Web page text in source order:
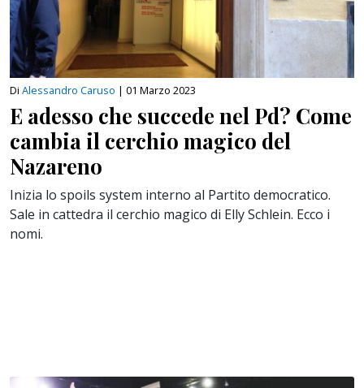
Di Alessandro Caruso | 01 Marzo 2023
E adesso che succede nel Pd? Come
cambia il cerchio magico del
Nazareno
Inizia lo spoils system interno al Partito democratico.
Sale in cattedra il cerchio magico di Elly Schlein. Ecco i
nomi.